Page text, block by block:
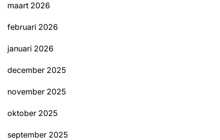
maart 2026
februari 2026
januari 2026
december 2025
november 2025
oktober 2025
september 2025